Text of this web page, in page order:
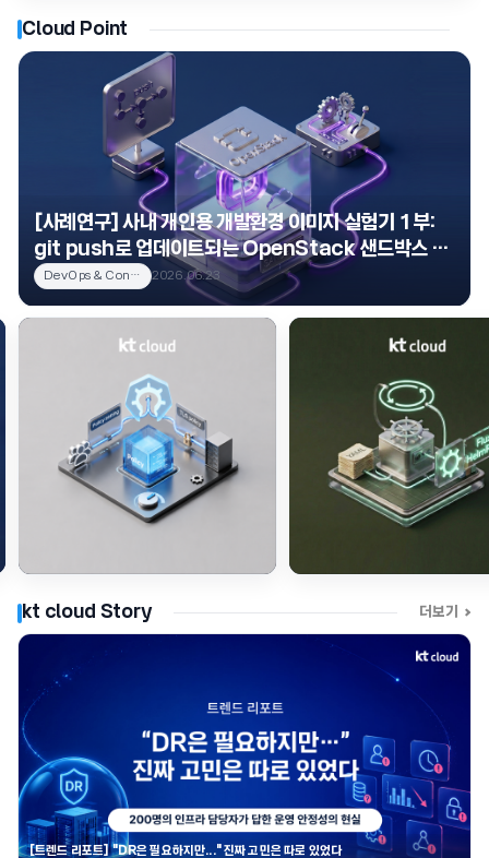
Cloud Point
[기술분석] Kubernetes Gateway API에서 트래
픽을 세밀하게 제어하는 Policy 객체 파헤치기
DevOps & Container 2026.06.05
DevOps & Container DevOps & Container
kt cloud Story 더보기 kt
[트렌드 리포트] "DR은 필요하지만..." 진짜 고민은 따로 있었다